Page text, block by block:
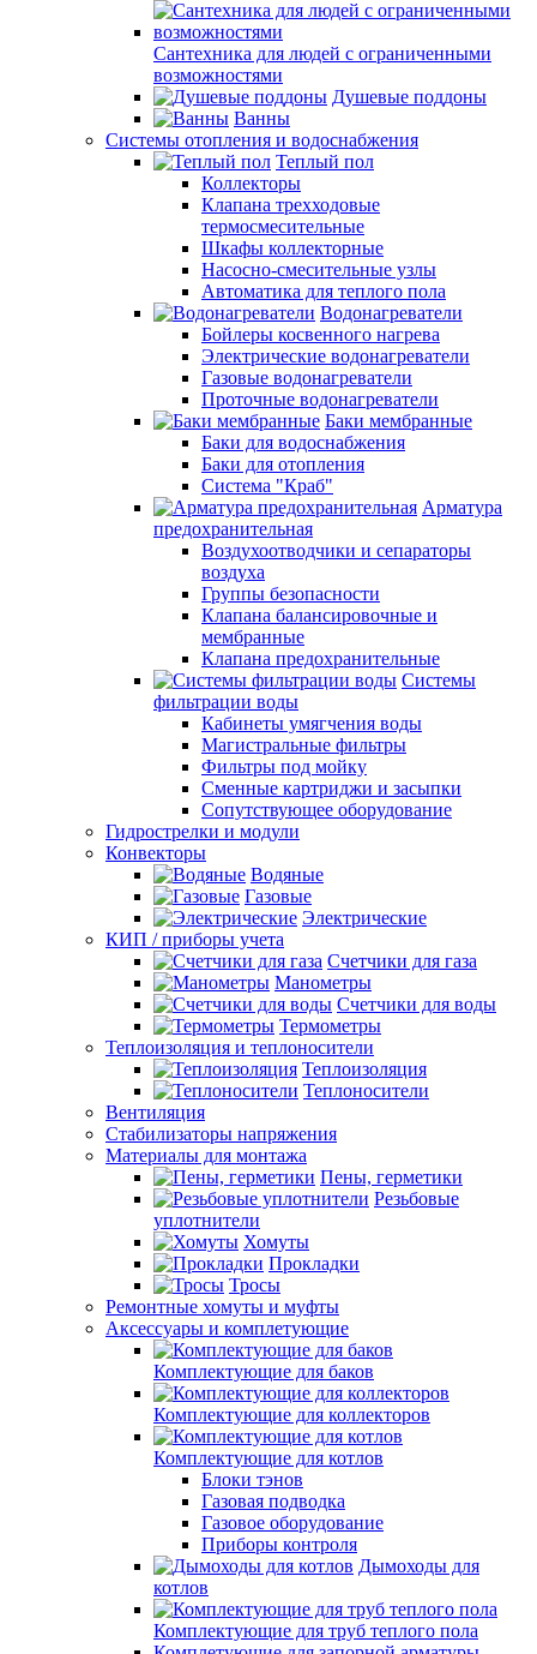
Сантехника для людей с ограниченными
возможностями
Душевые поддоны
Ванны
Системы отопления и водоснабжения
Теплый пол
Коллекторы
Клапана трехходовые
термосмесительные
Шкафы коллекторные
Насосно-смесительные узлы
Автоматика для теплого пола
Водонагреватели
Бойлеры косвенного нагрева
Электрические водонагреватели
Газовые водонагреватели
Проточные водонагреватели
Баки мембранные
Баки для водоснабжения
Баки для отопления
Система "Краб"
Арматура
предохранительная
Воздухоотводчики и сепараторы
воздуха
Группы безопасности
Клапана балансировочные и
мембранные
Клапана предохранительные
Системы
фильтрации воды
Кабинеты умягчения воды
Магистральные фильтры
Фильтры под мойку
Сменные картриджи и засыпки
Сопутствующее оборудование
Гидрострелки и модули
Конвекторы
Водяные
Газовые
Электрические
КИП / приборы учета
Счетчики для газа
Манометры
Счетчики для воды
Термометры
Теплоизоляция и теплоносители
Теплоизоляция
Теплоносители
Вентиляция
Стабилизаторы напряжения
Материалы для монтажа
Пены, герметики
Резьбовые
уплотнители
Хомуты
Прокладки
Тросы
Ремонтные хомуты и муфты
Аксессуары и комплетующие
Комплектующие для баков
Комплектующие для коллекторов
Комплектующие для котлов
Блоки тэнов
Газовая подводка
Газовое оборудование
Приборы контроля
Дымоходы для
котлов
Комплектующие для труб теплого пола